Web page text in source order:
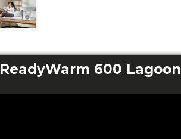
ReadyWarm 600 Lagoon